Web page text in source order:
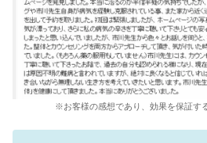
※お客様の感想であり、効果を保証す